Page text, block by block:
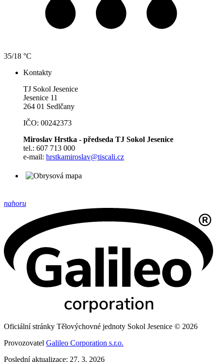
35/18 °C
Kontakty
TJ Sokol Jesenice
Jesenice 11
264 01 Sedlčany
IČO: 00242373
Miroslav Hrstka - předseda TJ Sokol Jesenice
tel.: 607 713 000
e-mail: hrstkamiroslav@tiscali.cz
nahoru
Oficiální stránky Tělovýchovné jednoty Sokol Jesenice © 2026
Provozovatel Galileo Corporation s.r.o.
Poslední aktualizace: 27. 3. 2026